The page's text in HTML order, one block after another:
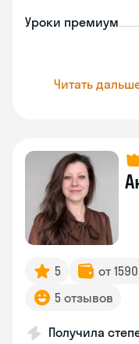
Уроки премиум
Читать
5 от
5 отзывов
Получила